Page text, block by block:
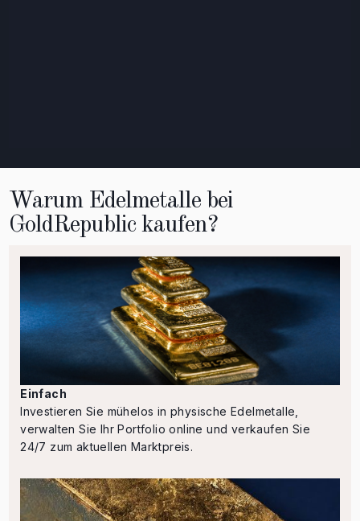
Warum Edelmetalle bei
GoldRepublic kaufen?
Einfach
Investieren Sie mühelos in physische Edelmetalle,
verwalten Sie Ihr Portfolio online und verkaufen Sie
24/7 zum aktuellen Marktpreis.